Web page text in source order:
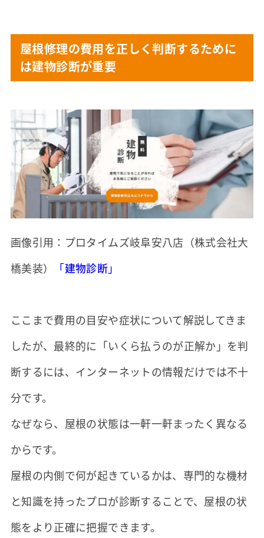
屋根修理の費用を正しく判断するために
は建物診断が重要
画像引用：プロタイムズ岐阜安八店（株式会社大
橋美装）
「建物診断」
ここまで費用の目安や症状について解説してきま
したが、最終的に「いくら払うのが正解か」を判
断するには、インターネットの情報だけでは不十
分です。
なぜなら、屋根の状態は一軒一軒まったく異なる
からです。
屋根の内側で何が起きているかは、専門的な機材
と知識を持ったプロが診断することで、屋根の状
態をより正確に把握できます。